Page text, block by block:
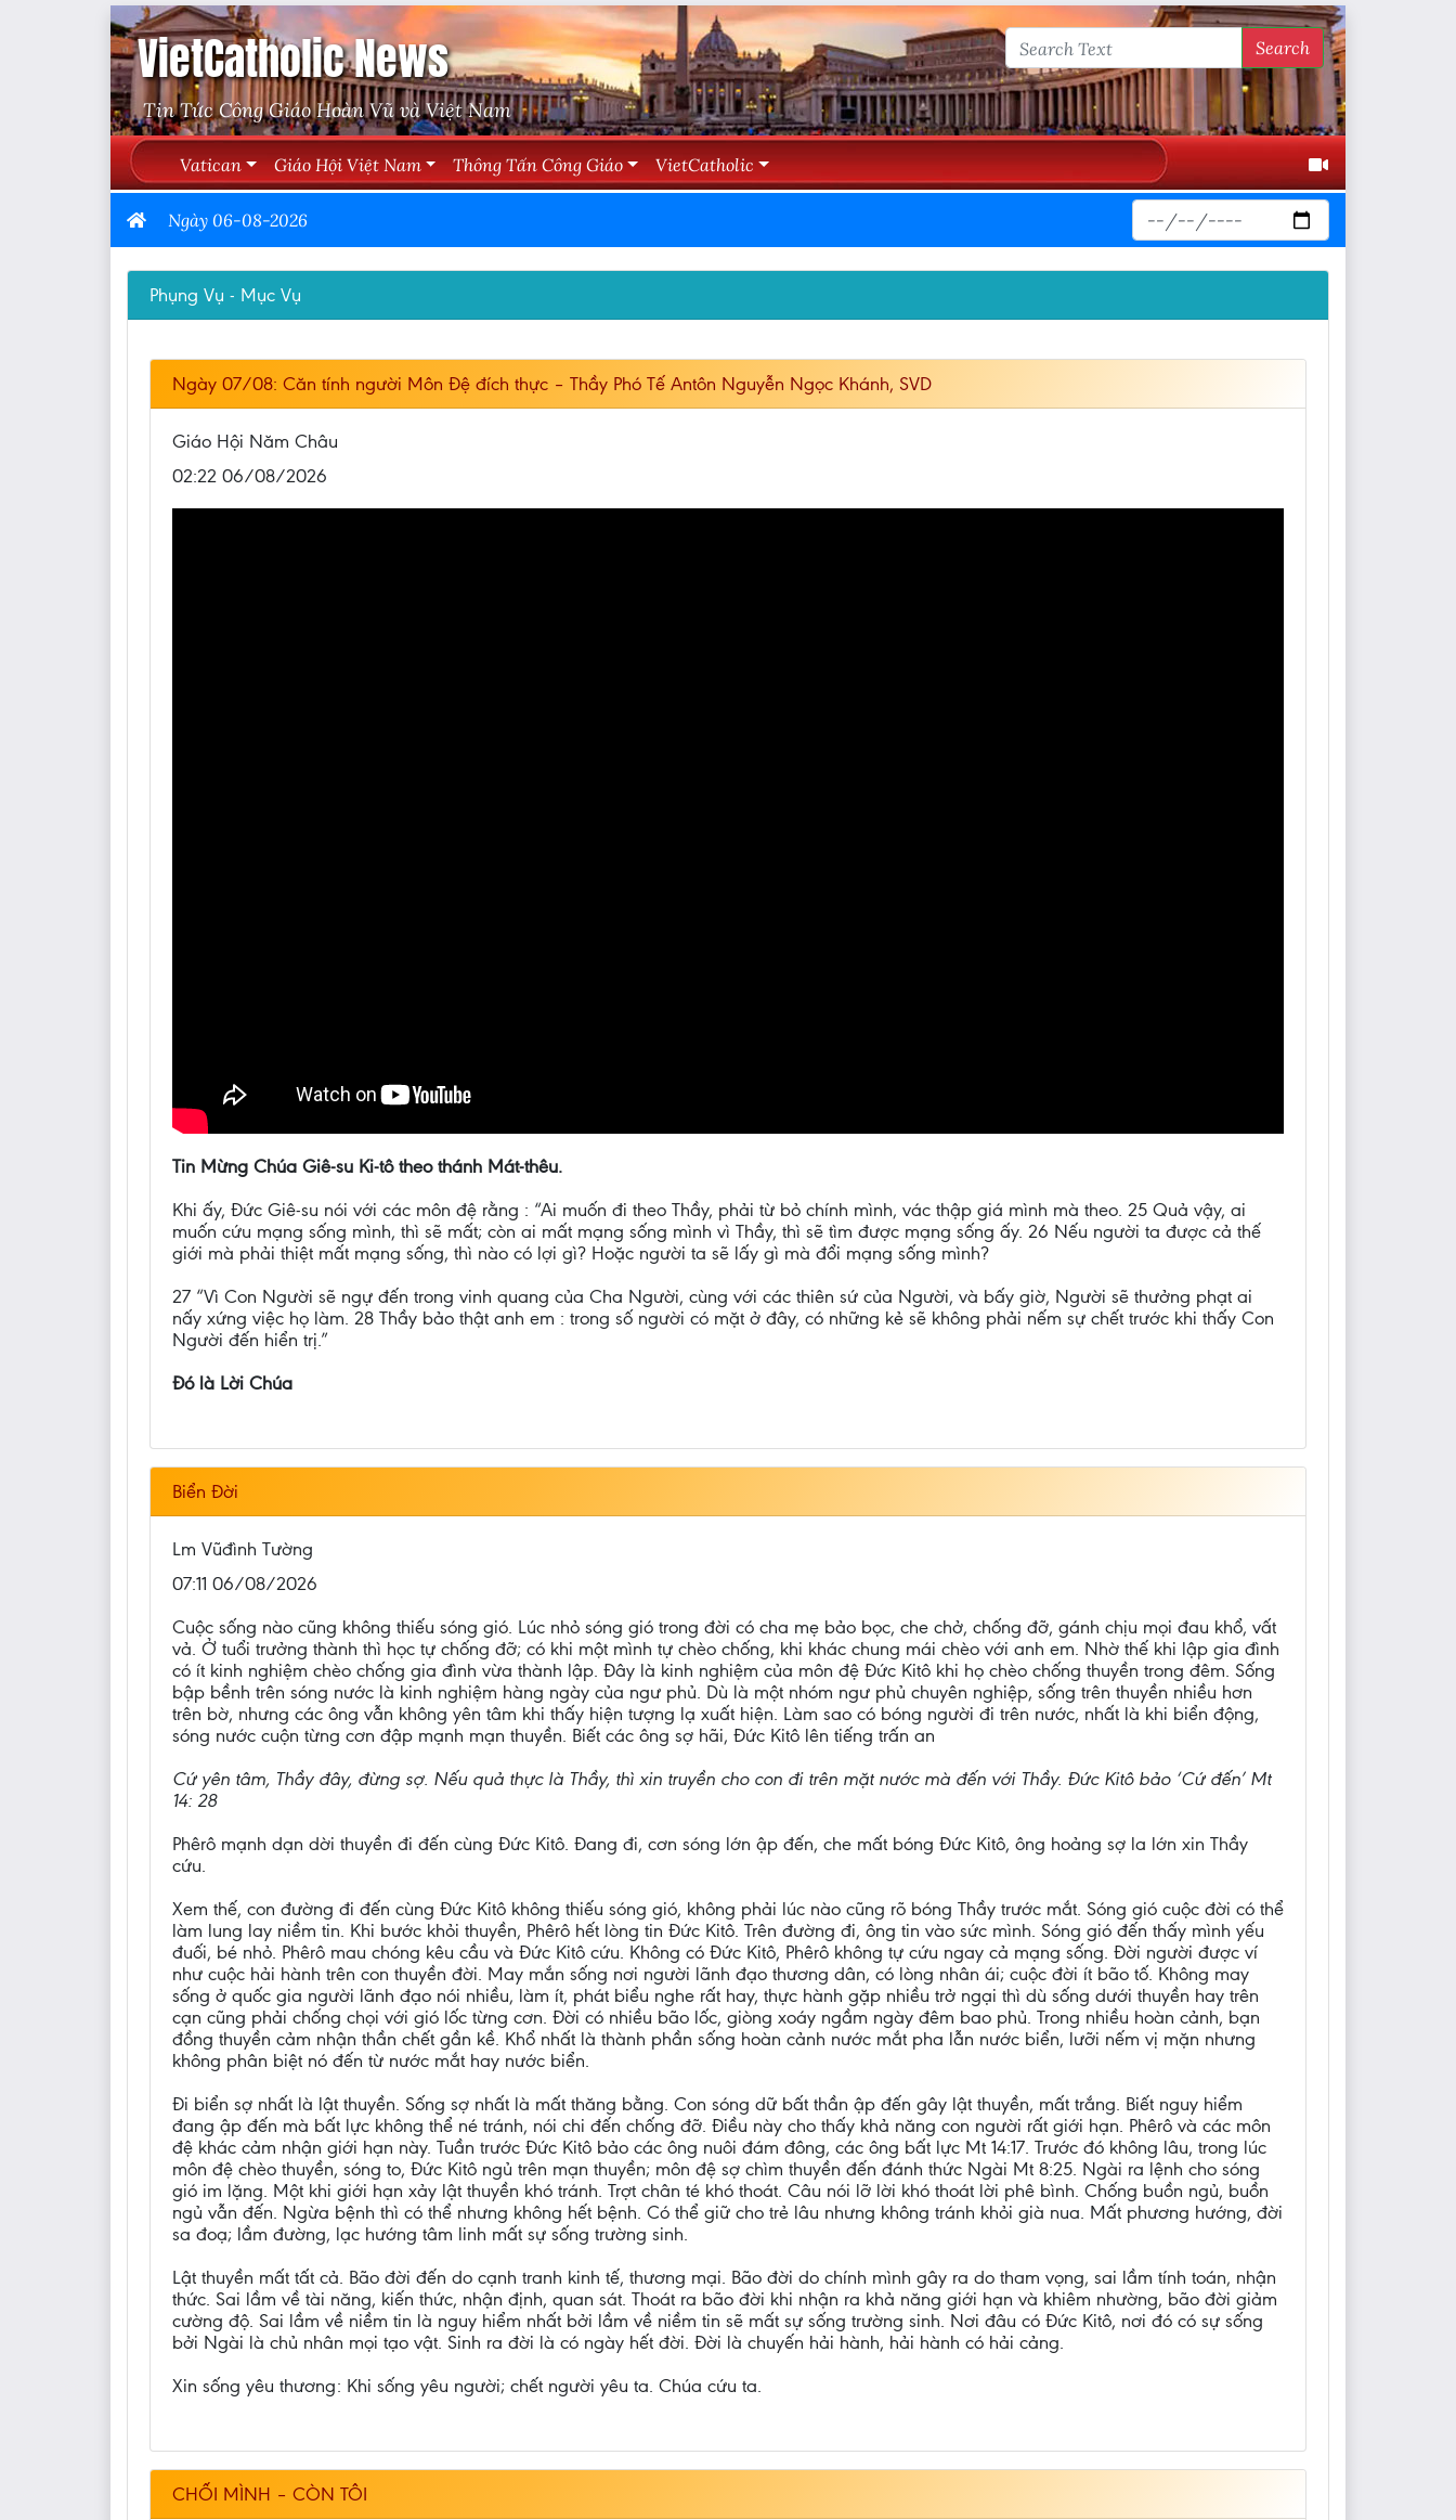
VietCatholic News
Tin Tức Công Giáo Hoàn Vũ và Việt Nam
Search
Vatican Giáo Hội Việt Nam Thông Tấn Công Giáo VietCatholic
Ngày 06-08-2026
Phụng Vụ - Mục Vụ
Ngày 07/08: Căn tính người Môn Đệ đích thực – Thầy Phó Tế Antôn Nguyễn Ngọc Khánh, SVD
Giáo Hội Năm Châu
02:22 06/08/2026
Tin Mừng Chúa Giê-su Ki-tô theo thánh Mát-thêu.
Khi ấy, Đức Giê-su nói với các môn đệ rằng : “Ai muốn đi theo Thầy, phải từ bỏ chính mình, vác thập giá mình mà theo. 25 Quả vậy, ai
muốn cứu mạng sống mình, thì sẽ mất; còn ai mất mạng sống mình vì Thầy, thì sẽ tìm được mạng sống ấy. 26 Nếu người ta được cả thế
giới mà phải thiệt mất mạng sống, thì nào có lợi gì? Hoặc người ta sẽ lấy gì mà đổi mạng sống mình?
27 “Vì Con Người sẽ ngự đến trong vinh quang của Cha Người, cùng với các thiên sứ của Người, và bấy giờ, Người sẽ thưởng phạt ai
nấy xứng việc họ làm. 28 Thầy bảo thật anh em : trong số người có mặt ở đây, có những kẻ sẽ không phải nếm sự chết trước khi thấy Con
Người đến hiển trị.”
Đó là Lời Chúa
Biển Đời
Lm Vũđình Tường
07:11 06/08/2026
Cuộc sống nào cũng không thiếu sóng gió. Lúc nhỏ sóng gió trong đời có cha mẹ bảo bọc, che chở, chống đỡ, gánh chịu mọi đau khổ, vất
vả. Ở tuổi trưởng thành thì học tự chống đỡ; có khi một mình tự chèo chống, khi khác chung mái chèo với anh em. Nhờ thế khi lập gia đình
có ít kinh nghiệm chèo chống gia đình vừa thành lập. Đây là kinh nghiệm của môn đệ Đức Kitô khi họ chèo chống thuyền trong đêm. Sống
bập bềnh trên sóng nước là kinh nghiệm hàng ngày của ngư phủ. Dù là một nhóm ngư phủ chuyên nghiệp, sống trên thuyền nhiều hơn
trên bờ, nhưng các ông vẫn không yên tâm khi thấy hiện tượng lạ xuất hiện. Làm sao có bóng người đi trên nước, nhất là khi biển động,
sóng nước cuộn từng cơn đập mạnh mạn thuyền. Biết các ông sợ hãi, Đức Kitô lên tiếng trấn an
Cứ yên tâm, Thầy đây, đừng sợ. Nếu quả thực là Thầy, thì xin truyền cho con đi trên mặt nước mà đến với Thầy. Đức Kitô bảo ‘Cứ đến’ Mt
14: 28
Phêrô mạnh dạn dời thuyền đi đến cùng Đức Kitô. Đang đi, cơn sóng lớn ập đến, che mất bóng Đức Kitô, ông hoảng sợ la lớn xin Thầy
cứu.
Xem thế, con đường đi đến cùng Đức Kitô không thiếu sóng gió, không phải lúc nào cũng rõ bóng Thầy trước mắt. Sóng gió cuộc đời có thể
làm lung lay niềm tin. Khi bước khỏi thuyền, Phêrô hết lòng tin Đức Kitô. Trên đường đi, ông tin vào sức mình. Sóng gió đến thấy mình yếu
đuối, bé nhỏ. Phêrô mau chóng kêu cầu và Đức Kitô cứu. Không có Đức Kitô, Phêrô không tự cứu ngay cả mạng sống. Đời người được ví
như cuộc hải hành trên con thuyền đời. May mắn sống nơi người lãnh đạo thương dân, có lòng nhân ái; cuộc đời ít bão tố. Không may
sống ở quốc gia người lãnh đạo nói nhiều, làm ít, phát biểu nghe rất hay, thực hành gặp nhiều trở ngại thì dù sống dưới thuyền hay trên
cạn cũng phải chống chọi với gió lốc từng cơn. Đời có nhiều bão lốc, giòng xoáy ngầm ngày đêm bao phủ. Trong nhiều hoàn cảnh, bạn
đồng thuyền cảm nhận thần chết gần kề. Khổ nhất là thành phần sống hoàn cảnh nước mắt pha lẫn nước biển, lưỡi nếm vị mặn nhưng
không phân biệt nó đến từ nước mắt hay nước biển.
Đi biển sợ nhất là lật thuyền. Sống sợ nhất là mất thăng bằng. Con sóng dữ bất thần ập đến gây lật thuyền, mất trắng. Biết nguy hiểm
đang ập đến mà bất lực không thể né tránh, nói chi đến chống đỡ. Điều này cho thấy khả năng con người rất giới hạn. Phêrô và các môn
đệ khác cảm nhận giới hạn này. Tuần trước Đức Kitô bảo các ông nuôi đám đông, các ông bất lực Mt 14:17. Trước đó không lâu, trong lúc
môn đệ chèo thuyền, sóng to, Đức Kitô ngủ trên mạn thuyền; môn đệ sợ chìm thuyền đến đánh thức Ngài Mt 8:25. Ngài ra lệnh cho sóng
gió im lặng. Một khi giới hạn xảy lật thuyền khó tránh. Trợt chân té khó thoát. Câu nói lỡ lời khó thoát lời phê bình. Chống buồn ngủ, buồn
ngủ vẫn đến. Ngừa bệnh thì có thể nhưng không hết bệnh. Có thể giữ cho trẻ lâu nhưng không tránh khỏi già nua. Mất phương hướng, đời
sa đoạ; lầm đường, lạc hướng tâm linh mất sự sống trường sinh.
Lật thuyền mất tất cả. Bão đời đến do cạnh tranh kinh tế, thương mại. Bão đời do chính mình gây ra do tham vọng, sai lầm tính toán, nhận
thức. Sai lầm về tài năng, kiến thức, nhận định, quan sát. Thoát ra bão đời khi nhận ra khả năng giới hạn và khiêm nhường, bão đời giảm
cường độ. Sai lầm về niềm tin là nguy hiểm nhất bởi lầm về niềm tin sẽ mất sự sống trường sinh. Nơi đâu có Đức Kitô, nơi đó có sự sống
bởi Ngài là chủ nhân mọi tạo vật. Sinh ra đời là có ngày hết đời. Đời là chuyến hải hành, hải hành có hải cảng.
Xin sống yêu thương: Khi sống yêu người; chết người yêu ta. Chúa cứu ta.
CHỐI MÌNH – CÒN TÔI